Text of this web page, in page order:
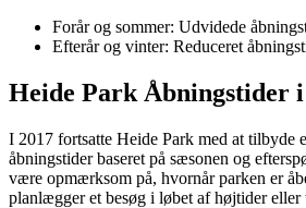
Forår og sommer: Udvidede
Efterår og vinter: Reduceret
Heide Park Åbningstider i
I 2017 fortsatte Heide Park med at tilbyde
åbningstider baseret på sæsonen og
være opmærksom på, hvornår parken er
planlægger et besøg i løbet af højtider eller